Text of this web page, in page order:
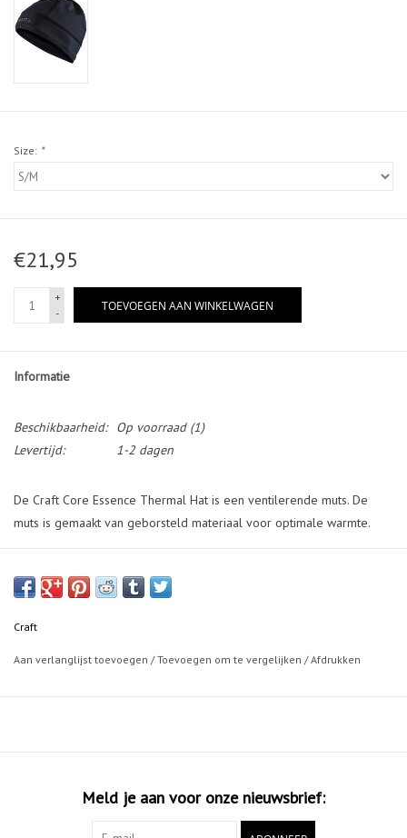
Size: *
€21,95
+
-
TOEVOEGEN AAN WINKELWAGEN
Informatie
Beschikbaarheid: Op voorraad(1)
Levertijd:
1-2 dagen
De Craft Core Essence Thermal Hat is een ventilerende muts. De
muts is gemaakt van geborsteld materiaal voor optimale warmte.
Craft
Aan verlanglijst toevoegen /Toevoegen om te vergelijken /Afdrukken
Meld je aan voor onze nieuwsbrief: